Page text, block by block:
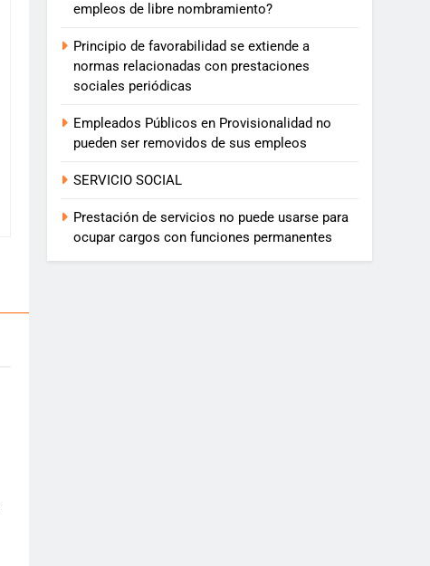
empleos de libre nombramiento?
Principio de favorabilidad se extiende a
normas relacionadas con prestaciones
sociales periódicas
Empleados Públicos en Provisionalidad no
pueden ser removidos de sus empleos
SERVICIO SOCIAL
Prestación de servicios no puede usarse para
ocupar cargos con funciones permanentes